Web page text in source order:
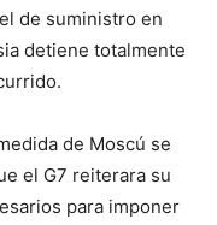
de suministro en
detiene totalmente
de Moscú se
el G7 reiterara su
para imponer